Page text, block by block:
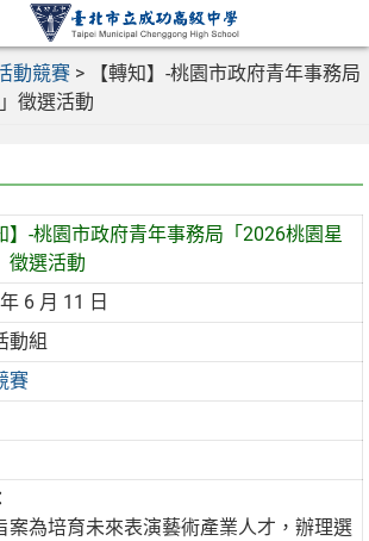
動競賽 >
【轉知】-桃園市政府青年事務局
徵選活動
】-桃園市政府青年事務局「2026桃園星
徵選活動
6 月 11 日
動組
賽
案為培育未來表演藝術產業人才，辦理選